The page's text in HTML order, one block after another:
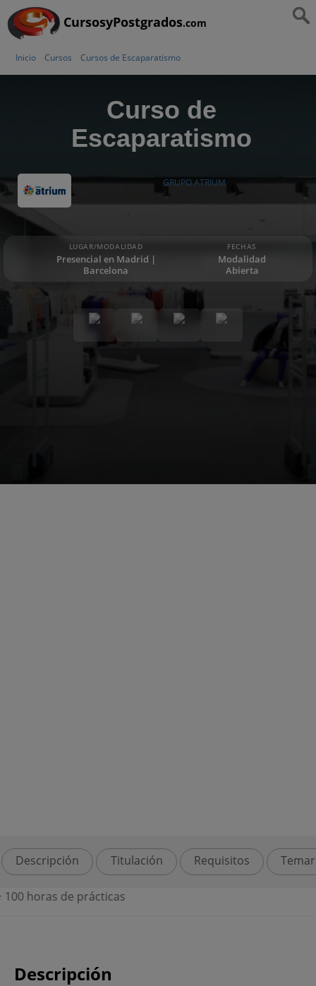
CursosyPostgrados.com
Inicio Cursos Cursos de Escaparatismo
Curso de
Escaparatismo
GRUPO ATRIUM
LUGAR/MODALIDAD
Presencial en Madrid |
Barcelona
FECHAS
Modalidad
Abierta
Descripción Titulación Requisitos
100 horas de prácticas
Descripción